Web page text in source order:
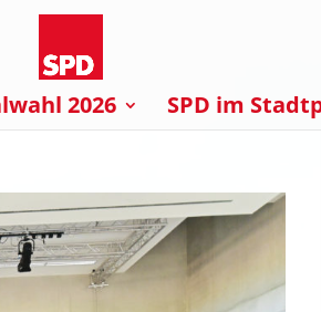
2026 SPD im